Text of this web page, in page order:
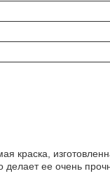
краска,
ее очень